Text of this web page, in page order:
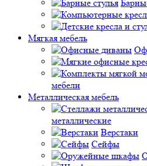
Мягкая мебель
мебели
Металлическая мебель
металлические
Верстаки
Сейфы